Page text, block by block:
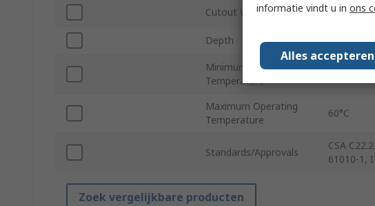
Cutout Width 110mm
Depth 73.5mm
Minimum Operating
Temperature
Maximum Operating
Temperature
60°C
Standards/Approvals
CSA
61010-1,
Zoek vergelijkbare producten
informatie vindt u in ons
Alles accepteren